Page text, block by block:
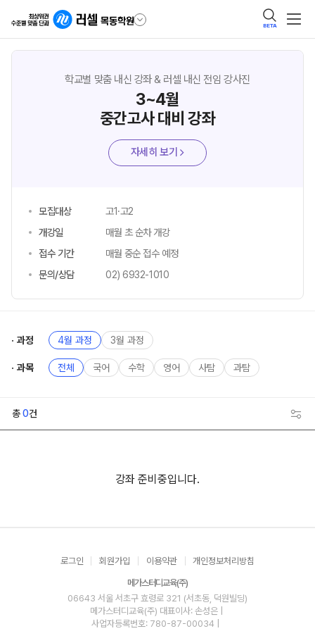
BETA
학교별 맞춤 내신 강좌 & 러셀 내신 전임 강사진
3~4월
중간고사 대비 강좌
자세히 보기
모집대상
고1·고2
개강일
매월 초 순차 개강
접수 기간
매월 중순 접수 예정
문의/상담
02) 6932-1010
과정 4월 과정 3월 과정
과목 전체 국어 수학 영어 사탐 과탐
총0건
강좌 준비중입니다.
로그인 회원가입 이용약관 개인정보처리방침
메가스터디교육(주)
06643 서울 서초구 효령로 321 (서초동, 덕원빌딩)
메가스터디교육(주) 대표이사: 손성은 |
사업자등록번호: 780-87-00034